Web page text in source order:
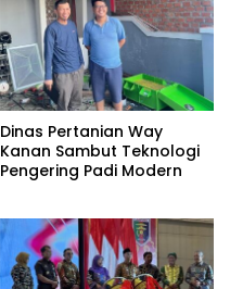
Dinas Pertanian Way
Kanan Sambut Teknologi
Pengering Padi Modern